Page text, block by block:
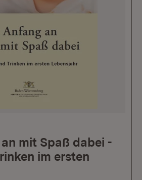
mit Spaß dabei -
im ersten